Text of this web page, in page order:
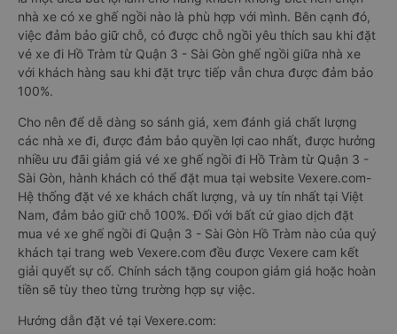
nhà xe có xe ghế ngồi nào là phù hợp với mình. Bên cạnh đó,
việc đảm bảo giữ chỗ, có được chỗ ngồi yêu thích sau khi đặt
vé xe đi Hồ Tràm từ Quận 3 - Sài Gòn ghế ngồi giữa nhà xe
với khách hàng sau khi đặt trực tiếp vẫn chưa được đảm bảo
100%.
Cho nên để dễ dàng so sánh giá, xem đánh giá chất lượng
các nhà xe đi, được đảm bảo quyền lợi cao nhất, được hưởng
nhiều ưu đãi giảm giá vé xe ghế ngồi đi Hồ Tràm từ Quận 3 -
Sài Gòn, hành khách có thể đặt mua tại website Vexere.com-
Hệ thống đặt vé xe khách chất lượng, và uy tín nhất tại Việt
Nam, đảm bảo giữ chỗ 100%. Đối với bất cứ giao dịch đặt
mua vé xe ghế ngồi đi Quận 3 - Sài Gòn Hồ Tràm nào của quý
khách tại trang web Vexere.com đều được Vexere cam kết
giải quyết sự cố. Chính sách tặng coupon giảm giá hoặc hoàn
tiền sẽ tùy theo từng trường hợp sự việc.
Hướng dẫn đặt vé tại Vexere.com: